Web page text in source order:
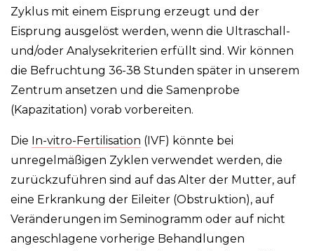
Zyklus mit einem Eisprung erzeugt und der
Eisprung ausgelöst werden, wenn die Ultraschall-
und/oder Analysekriterien erfüllt sind. Wir können
die Befruchtung 36-38 Stunden später in unserem
Zentrum ansetzen und die Samenprobe
(Kapazitation) vorab vorbereiten.
Die In-vitro-Fertilisation (IVF) könnte bei
unregelmäßigen Zyklen verwendet werden, die
zurückzuführen sind auf das Alter der Mutter, auf
eine Erkrankung der Eileiter (Obstruktion), auf
Veränderungen im Seminogramm oder auf nicht
angeschlagene vorherige Behandlungen